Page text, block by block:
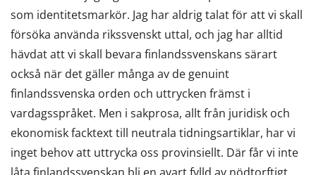
som identitetsmarkör. Jag har aldrig talat för att vi skall
försöka använda rikssvenskt uttal, och jag har alltid
hävdat att vi skall bevara finlandssvenskans särart
också när det gäller många av de genuint
finlandssvenska orden och uttrycken främst i
vardagsspråket. Men i sakprosa, allt från juridisk och
ekonomisk facktext till neutrala tidningsartiklar, har vi
inget behov att uttrycka oss provinsiellt. Där får vi inte